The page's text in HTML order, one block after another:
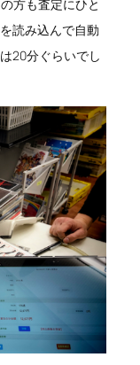
方も査定にひと
読み込んで自動
20分ぐらいでし